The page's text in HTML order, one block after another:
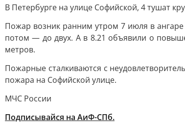
В Петербурге на улице Софийской, 4 тушат
Пожар возник ранним утром 7 июля в
потом — до двух. А в 8.21 объявили о
метров.
Пожарные сталкиваются с
пожара на Софийской улице.
МЧС России
Подписывайся на АиФ-СПб.